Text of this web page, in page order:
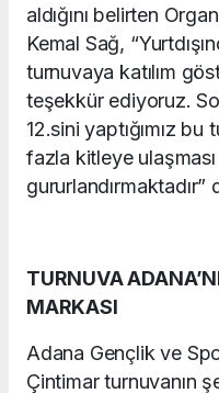
aldığını belirten
Kemal Sağ,
turnuvaya katılım
teşekkür ediyoruz.
12.sini yaptığımız bu
fazla kitleye
gururlandırmaktadır”
TURNUVA
MARKASI
Adana Gençlik ve
Çintimar turnuvanın